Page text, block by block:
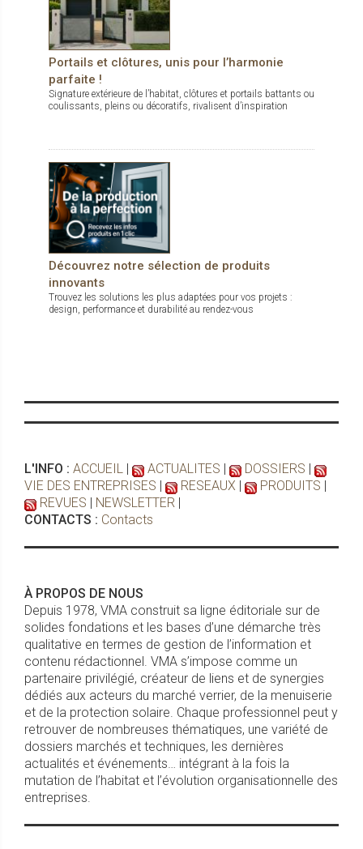
Portails et clôtures, unis pour l’harmonie
parfaite !
Signature extérieure de l’habitat, clôtures et portails battants ou
coulissants, pleins ou décoratifs, rivalisent d’inspiration
Découvrez notre sélection de produits
innovants
Trouvez les solutions les plus adaptées pour vos projets :
design, performance et durabilité au rendez-vous
L'INFO : ACCUEIL | ACTUALITES | DOSSIERS |
VIE DES ENTREPRISES | RESEAUX | PRODUITS |
REVUES | NEWSLETTER |
CONTACTS : Contacts
À PROPOS DE NOUS
Depuis 1978, VMA construit sa ligne éditoriale sur de
solides fondations et les bases d’une démarche très
qualitative en termes de gestion de l’information et
contenu rédactionnel. VMA s’impose comme un
partenaire privilégié, créateur de liens et de synergies
dédiés aux acteurs du marché verrier, de la menuiserie
et de la protection solaire. Chaque professionnel peut y
retrouver de nombreuses thématiques, une variété de
dossiers marchés et techniques, les dernières
actualités et événements… intégrant à la fois la
mutation de l’habitat et l’évolution organisationnelle des
entreprises.